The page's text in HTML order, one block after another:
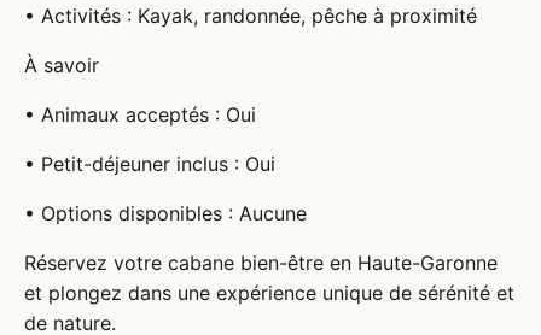
• Activités : Kayak, randonnée, pêche à proximité
À savoir
• Animaux acceptés : Oui
• Petit-déjeuner inclus : Oui
• Options disponibles : Aucune
Réservez votre cabane bien-être en Haute-Garonne
et plongez dans une expérience unique de sérénité et
de nature.